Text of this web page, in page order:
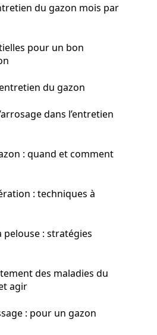
du gazon mois par
pour un bon
du gazon
dans l’entretien
: quand et comment
: techniques à
pelouse : stratégies
des maladies du
agir
: pour un gazon